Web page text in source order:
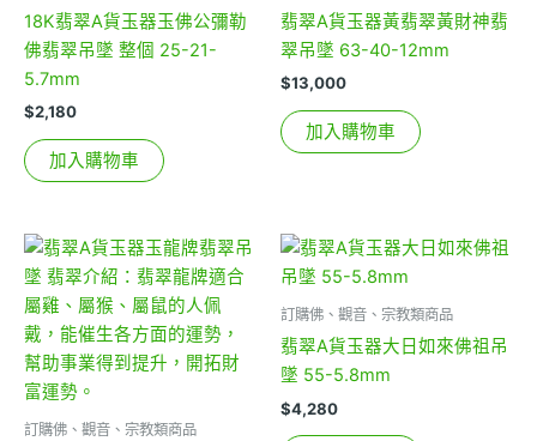
18K翡翠A貨玉器玉佛公彌勒
佛翡翠吊墜 整個 25-21-
5.7mm
$2,180
加入購物車
翡翠A貨玉器黃翡翠黃財神翡
翠吊墜 63-40-12mm
$13,000
加入購物車
訂購佛、觀音、宗教類商品
訂購佛、觀音、宗教類商品
翡翠A貨玉器大日如來佛祖吊
墜 55-5.8mm
$4,280